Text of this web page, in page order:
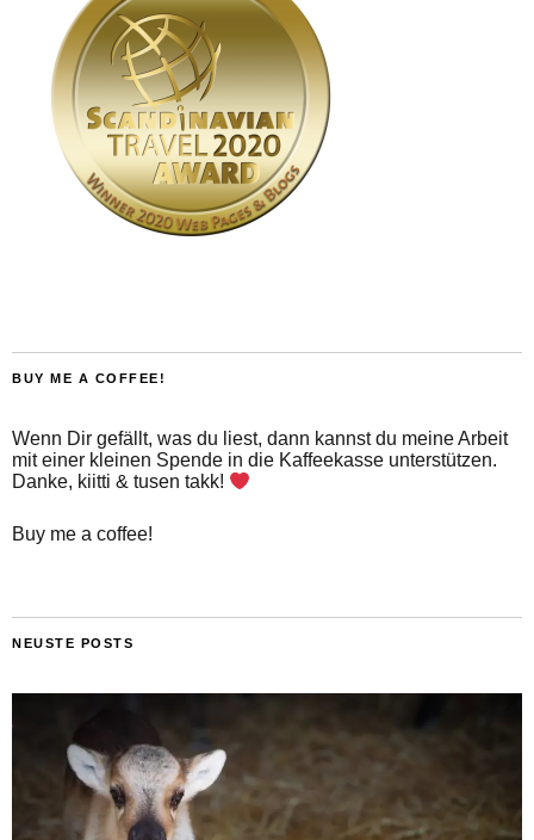
BUY ME A COFFEE!
Wenn Dir gefällt, was du liest, dann kannst du meine Arbeit
mit einer kleinen Spende in die Kaffeekasse unterstützen.
Danke, kiitti & tusen takk!
Buy me a coffee!
NEUSTE POSTS